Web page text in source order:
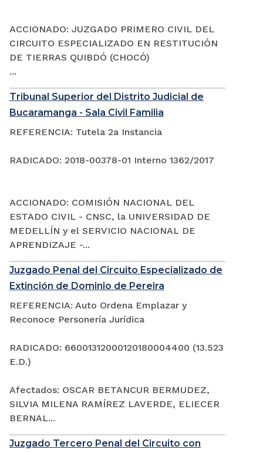
ACCIONADO: JUZGADO PRIMERO CIVIL DEL
CIRCUITO ESPECIALIZADO EN RESTITUCIÓN
DE TIERRAS QUIBDÓ (CHOCÓ)
...
Tribunal Superior del Distrito Judicial de
Bucaramanga - Sala Civil Familia
REFERENCIA: Tutela 2a Instancia
RADICADO: 2018-00378-01 Interno 1362/2017
ACCIONADO: COMISIÓN NACIONAL DEL
ESTADO CIVIL - CNSC, la UNIVERSIDAD DE
MEDELLÍN y el SERVICIO NACIONAL DE
APRENDIZAJE -...
Juzgado Penal del Circuito Especializado de
Extinción de Dominio de Pereira
REFERENCIA: Auto Ordena Emplazar y
Reconoce Personería Jurídica
RADICADO: 66001312000120180004400 (13.523
E.D.)
Afectados: OSCAR BETANCUR BERMUDEZ,
SILVIA MILENA RAMÍREZ LAVERDE, ELIECER
BERNAL...
Juzgado Tercero Penal del Circuito con